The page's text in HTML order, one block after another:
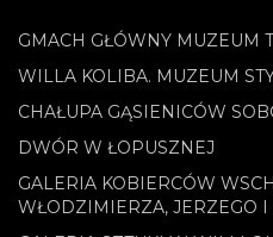
GMACH GŁÓWNY MUZEUM
WILLA KOLIBA. MUZEUM
CHAŁUPA GĄSIENICÓW
DWÓR W ŁOPUSZNEJ
GALERIA KOBIERCÓW
WŁODZIMIERZA, JERZEGO I